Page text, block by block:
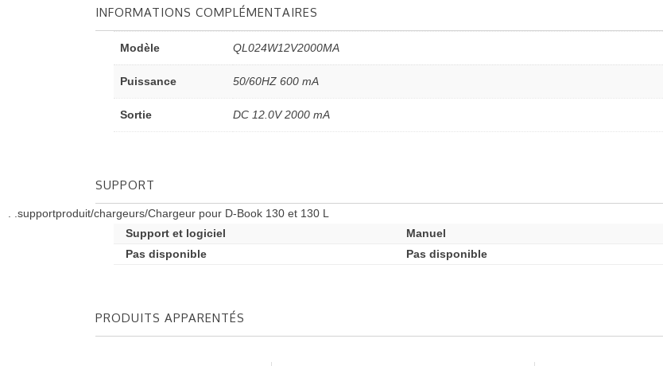
INFORMATIONS COMPLÉMENTAIRES
Modèle QL024W12V2000MA
Puissance 50/60HZ 600 mA
Sortie DC 12.0V 2000 mA
SUPPORT
. .supportproduit/chargeurs/Chargeur pour D-Book 130 et 130 L
Support et logiciel
Manuel
Pas disponible
Pas disponible
PRODUITS APPARENTÉS